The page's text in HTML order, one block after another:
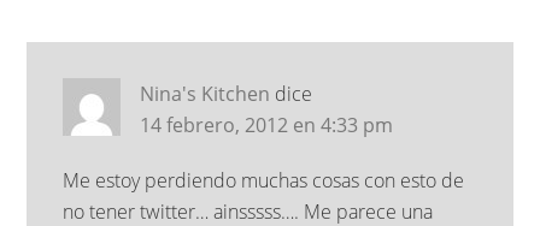
Nina's Kitchen dice
14 febrero, 2012 en 4:33 pm
Me estoy perdiendo muchas cosas con esto de
no tener twitter… ainsssss…. Me parece una